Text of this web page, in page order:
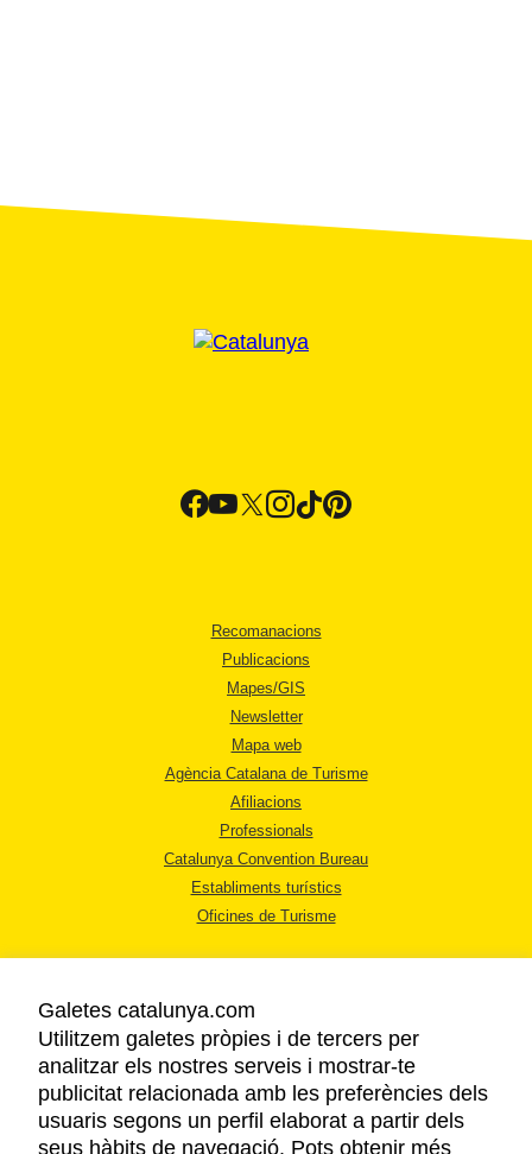
Recomanacions
Publicacions
Mapes/GIS
Newsletter
Mapa web
Agència Catalana de Turisme
Afiliacions
Professionals
Catalunya Convention Bureau
Establiments turístics
Oficines de Turisme
AVÍS LEGAL
POLÍTICA DE PRIVACITAT
COOKIES
Galetes catalunya.com
Utilitzem galetes pròpies i de tercers per
analitzar els nostres serveis i mostrar-te
publicitat relacionada amb les preferències dels
usuaris segons un perfil elaborat a partir dels
seus hàbits de navegació. Pots obtenir més